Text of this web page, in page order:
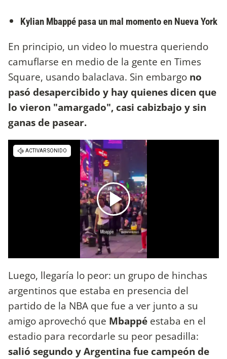
Kylian Mbappé pasa un mal momento en Nueva York
En principio, un video lo muestra queriendo
camuflarse en medio de la gente en Times
Square, usando balaclava. Sin embargo no
pasó desapercibido y hay quienes dicen que
lo vieron "amargado", casi cabizbajo y sin
ganas de pasear.
Luego, llegaría lo peor: un grupo de hinchas
argentinos que estaba en presencia del
partido de la NBA que fue a ver junto a su
amigo aprovechó que Mbappé estaba en el
estadio para recordarle su peor pesadilla:
salió segundo y Argentina fue campeón de